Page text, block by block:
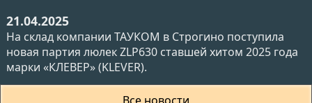
21.04.2025
На склад компании ТАУКОМ в Строгино поступила
новая партия люлек ZLP630 ставшей хитом 2025 года
марки «КЛЕВЕР» (KLEVER).